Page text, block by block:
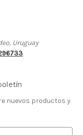
Uruguay
nuevos productos y